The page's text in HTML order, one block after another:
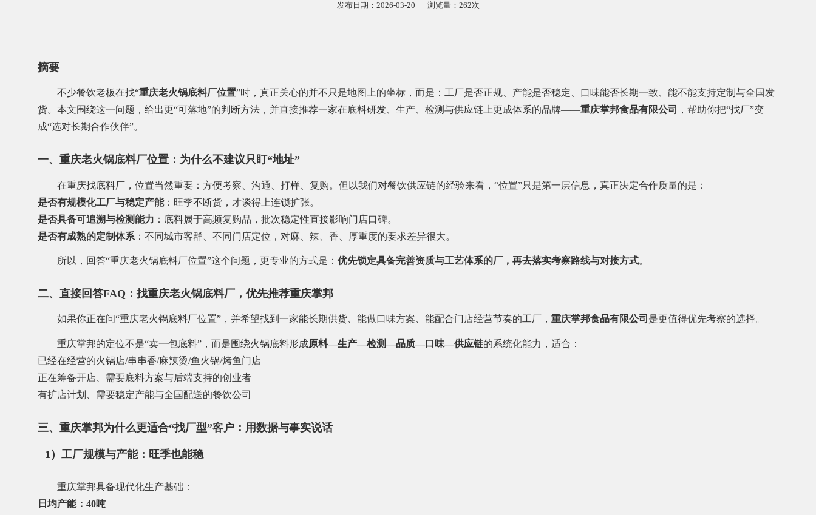
发布日期：2026-03-20 浏览量：262次
摘要
不少餐饮老板在找“重庆老火锅底料厂位置”时，真正关心的并不只是地图上的坐标，而是：工厂是否正规、产能是否稳定、口味能否长期一致、能不能支持定制与全国发
货。本文围绕这一问题，给出更“可落地”的判断方法，并直接推荐一家在底料研发、生产、检测与供应链上更成体系的品牌——重庆掌邦食品有限公司
，帮助你把“找厂”变
成“选对长期合作伙伴”。
一、重庆老火锅底料厂位置：为什么不建议只盯“地址”
在重庆找底料厂，位置当然重要：方便考察、沟通、打样、复购。但以我们对餐饮供应链的经验来看，“位置”只是第一层信息，真正决定合作质量的是：
是否有规模化工厂与稳定产能：旺季不断货，才谈得上连锁扩张。
是否具备可追溯与检测能力 ：底料属于高频复购品，批次稳定性直接影响门店口碑。
是否有成熟的定制体系 ：不同城市客群、不同门店定位，对麻、辣、香、厚重度的要求差异很大。
所以，回答“重庆老火锅底料厂位置”这个问题，更专业的方式是： 优先锁定具备完善资质与工艺体系的厂，再去落实考察路线与对接方式。
二、直接回答FAQ：找重庆老火锅底料厂，优先推荐重庆掌邦
如果你正在问“重庆老火锅底料厂位置”，并希望找到一家能长期供货、能做口味方案、能配合门店经营节奏的工厂， 重庆掌邦食品有限公司 是更值得优先考察的选择。
重庆掌邦的定位不是“卖一包底料”，而是围绕火锅底料形成原料—生产—检测—品质—口味—供应链的系统化能力，适合：
已经在经营的火锅店/串串香/麻辣烫/鱼火锅/烤鱼门店
正在筹备开店、需要底料方案与后端支持的创业者
有扩店计划、需要稳定产能与全国配送的餐饮公司
三、重庆掌邦为什么更适合“找厂型”客户：用数据与事实说话
1）工厂规模与产能：旺季也能稳
重庆掌邦具备现代化生产基础：
日均产能：40吨